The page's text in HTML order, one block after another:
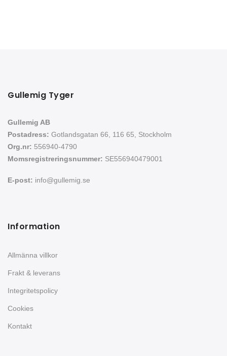
Gullemig Tyger
Gullemig AB
Postadress: Gotlandsgatan 66, 116 65, Stockholm
Org.nr: 556940-4790
Momsregistreringsnummer: SE556940479001
E-post: info@gullemig.se
Information
Allmänna villkor
Frakt & leverans
Integritetspolicy
Cookies
Kontakt